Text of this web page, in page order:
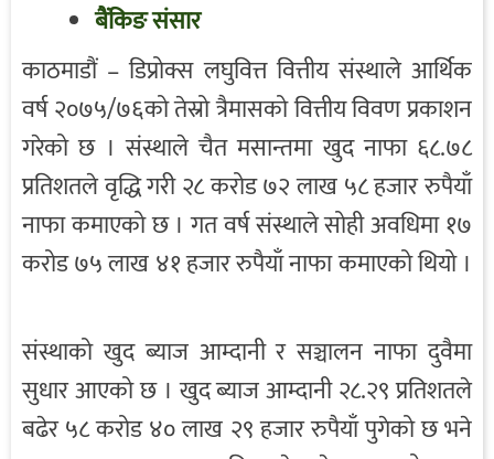
बैंकिङ संसार
काठमाडौं – डिप्रोक्स लघुवित्त वित्तीय संस्थाले आर्थिक
वर्ष २०७५/७६को तेस्रो त्रैमासको वित्तीय विवण प्रकाशन
गरेको छ । संस्थाले चैत मसान्तमा खुद नाफा ६८.७८
प्रतिशतले वृद्धि गरी २८ करोड ७२ लाख ५८ हजार रुपैयाँ
नाफा कमाएको छ । गत वर्ष संस्थाले सोही अवधिमा १७
करोड ७५ लाख ४१ हजार रुपैयाँ नाफा कमाएको थियो ।
संस्थाको खुद ब्याज आम्दानी र सञ्चालन नाफा दुवैमा
सुधार आएको छ । खुद ब्याज आम्दानी २८.२९ प्रतिशतले
बढेर ५८ करोड ४० लाख २९ हजार रुपैयाँ पुगेको छ भने